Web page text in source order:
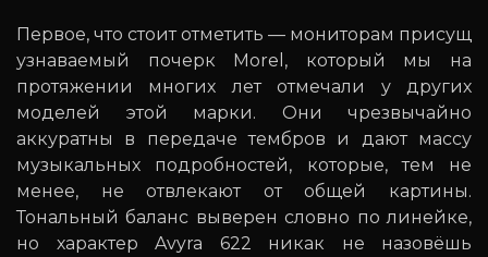
Первое, что стоит отметить — мониторам присущ
узнаваемый почерк Morel, который мы на
протяжении многих лет отмечали у других
моделей этой марки. Они чрезвычайно
аккуратны в передаче тембров и дают массу
музыкальных подробностей, которые, тем не
менее, не отвлекают от общей картины.
Тональный баланс выверен словно по линейке,
но характер Avyra 622 никак не назовёшь